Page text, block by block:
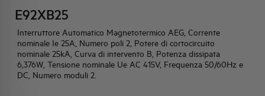
E92XB25
Interruttore Automatico Magnetotermico AEG, Corrente
nominale Ie 25A, Numero poli 2, Potere di cortocircuito
nominale 25kA, Curva di intervento B, Potenza dissipata
6,376W, Tensione nominale Ue AC 415V, Frequenza 50/60Hz e
DC, Numero moduli 2.